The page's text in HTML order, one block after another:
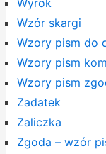
Wyrok
Wzór skargi
Wzory pism do
Wzory pism
Wzory pism
Zadatek
Zaliczka
Zgoda – wzór